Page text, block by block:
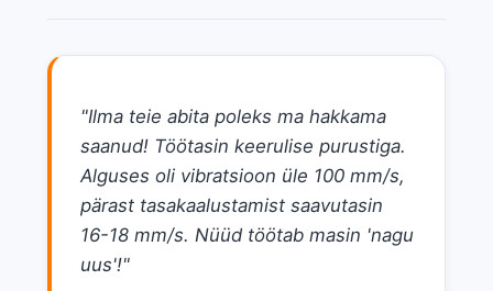
"Ilma teie abita poleks ma hakkama
saanud! Töötasin keerulise purustiga.
Alguses oli vibratsioon üle 100 mm/s,
pärast tasakaalustamist saavutasin
16-18 mm/s. Nüüd töötab masin 'nagu
uus'!"